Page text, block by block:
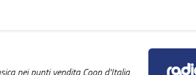
nei punti vendita Coop d'Italia